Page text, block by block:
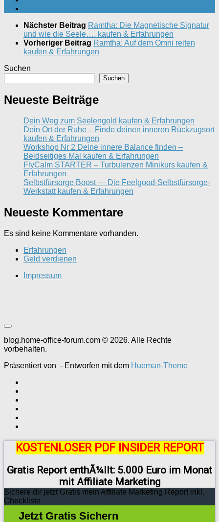
Nächster Beitrag Ramtha: Die Magnetische Signatur
und wie die Seele…. kaufen & Erfahrungen
Vorheriger Beitrag Ramtha: Auf dem Omni reiten
kaufen & Erfahrungen
Suchen
Suchen
Neueste Beiträge
Dein Weg zum Seelengold kaufen & Erfahrungen
Dein Ort der Ruhe – Finde deinen inneren Rückzugsort
kaufen & Erfahrungen
Workshop Nr 2 Deine innere Balance finden –
Beidseitiges Mal kaufen & Erfahrungen
FlyCalm STARTER – Turbulenzen Minikurs kaufen &
Erfahrungen
Selbstfürsorge Boost — Die Feelgood-Selbstfürsorge-
Werkstatt kaufen & Erfahrungen
Neueste Kommentare
Es sind keine Kommentare vorhanden.
Erfahrungen
Geld verdienen
Impressum
blog.home-office-forum.com © 2026. Alle Rechte
vorbehalten.
Präsentiert von - Entworfen mit dem Hueman-Theme
KOSTENLOSER PDF INSIDER REPORT
Gratis Report enthÃ¼llt: 5.000 Euro im Monat
mit Affiliate Marketing
Sichere dir jetzt Gratis mein Affiliate Marketing Report inkl.
Checkliste
Jetzt Gratis Sichern